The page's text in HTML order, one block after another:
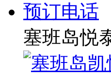
塞班岛悦